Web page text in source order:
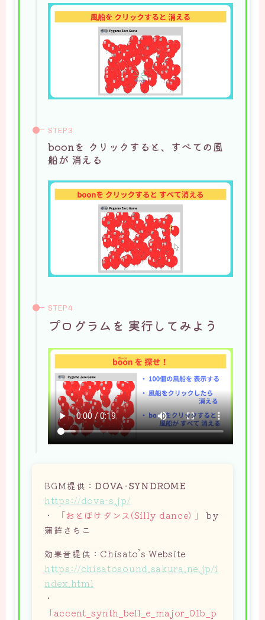
boonを クリックすると、すべての風
船が 消える
プログラムを 実行してみよう
BGM提供： DOVA-SYNDROME
https://dova-s.jp/
・
「おとぼけダンス(Silly dance) 」
by
蒲鉾さちこ
効果音提供：Chisato’s Website
https://chisatosound.sakura.ne.jp/i
ndex.html
・
「accent_synth_bell_e_major_01b_p